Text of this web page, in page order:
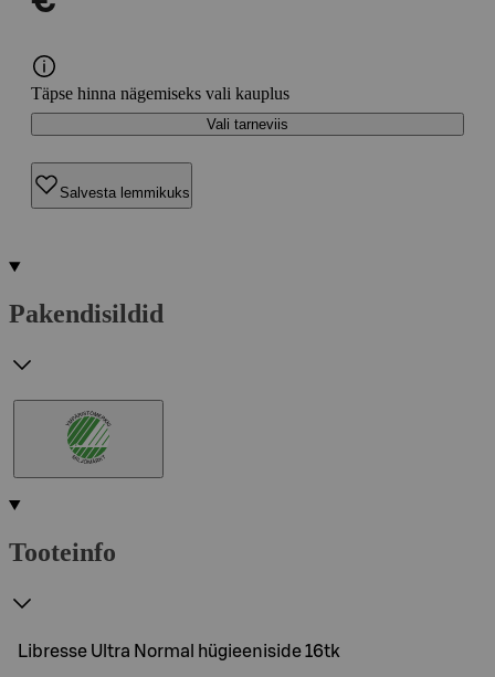
Täpse hinna nägemiseks vali kauplus
Vali tarneviis
Salvesta lemmikuks
Pakendisildid
Tooteinfo
Libresse Ultra Normal hügieeniside 16tk